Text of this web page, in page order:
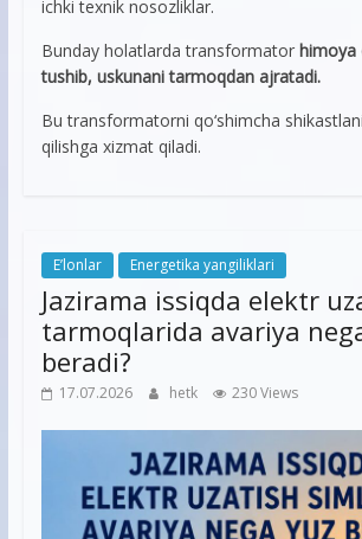
ichki texnik nosozliklar.
Bunday holatlarda transformator himoya
tushib, uskunani tarmoqdan ajratadi.
Bu transformatorni qo‘shimcha
qilishga xizmat qiladi.
E’lonlar Energetika yangiliklari
Jazirama issiqda elektr
tarmoqlarida avariya
beradi?
17.07.2026 hetk 230 Views